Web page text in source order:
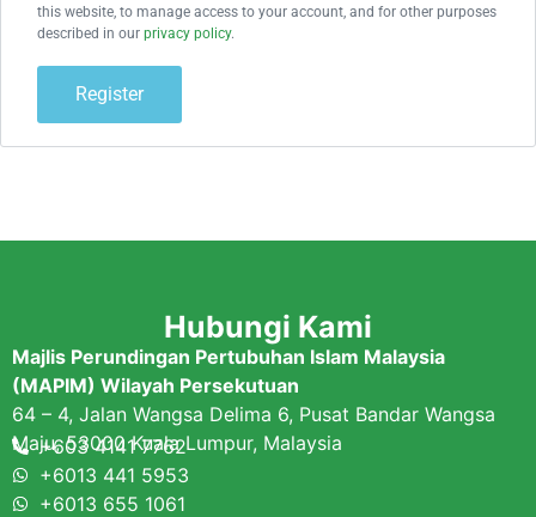
this website, to manage access to your account, and for other purposes
described in our privacy policy.
Register
Hubungi Kami
Majlis Perundingan Pertubuhan Islam Malaysia
(MAPIM) Wilayah Persekutuan
64 – 4, Jalan Wangsa Delima 6, Pusat Bandar Wangsa
Maju, 53000 Kuala Lumpur, Malaysia
+603 4141 7762
+6013 441 5953
+6013 655 1061